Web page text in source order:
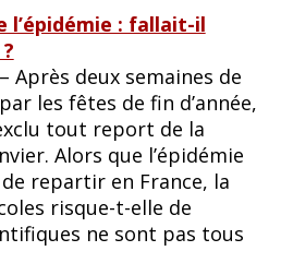
l’épidémie : fallait-il
– Après deux semaines de
les fêtes de fin d’année,
tout report de la
Alors que l’épidémie
repartir en France, la
risque-t-elle de
ne sont pas tous